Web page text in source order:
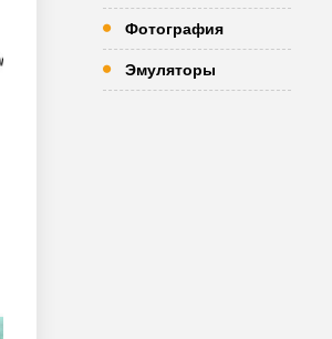
Фотография
Эмуляторы